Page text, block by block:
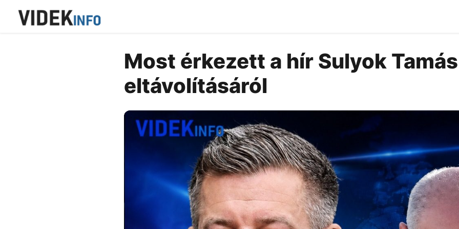
Most érkezett a hír Sulyok Tamás
eltávolításáról